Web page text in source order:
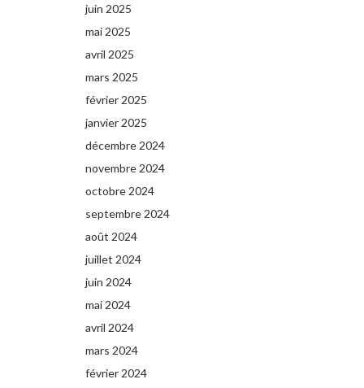
juin 2025
mai 2025
avril 2025
mars 2025
février 2025
janvier 2025
décembre 2024
novembre 2024
octobre 2024
septembre 2024
août 2024
juillet 2024
juin 2024
mai 2024
avril 2024
mars 2024
février 2024